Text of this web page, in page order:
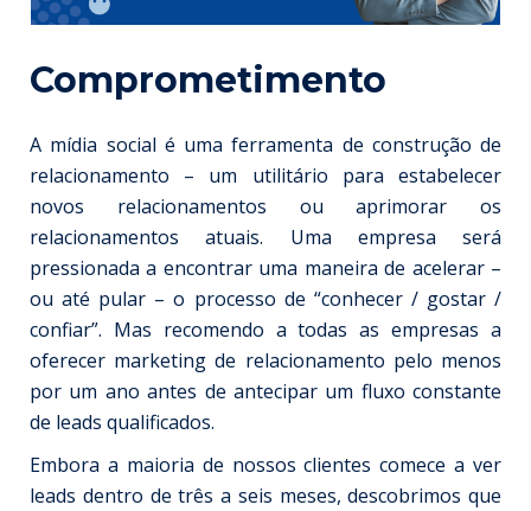
Comprometimento
A mídia social é uma ferramenta de construção de
relacionamento – um utilitário para estabelecer
novos relacionamentos ou aprimorar os
relacionamentos atuais. Uma empresa será
pressionada a encontrar uma maneira de acelerar –
ou até pular – o processo de “conhecer / gostar /
confiar”. Mas recomendo a todas as empresas a
oferecer marketing de relacionamento pelo menos
por um ano antes de antecipar um fluxo constante
de leads qualificados.
Embora a maioria de nossos clientes comece a ver
leads dentro de três a seis meses, descobrimos que